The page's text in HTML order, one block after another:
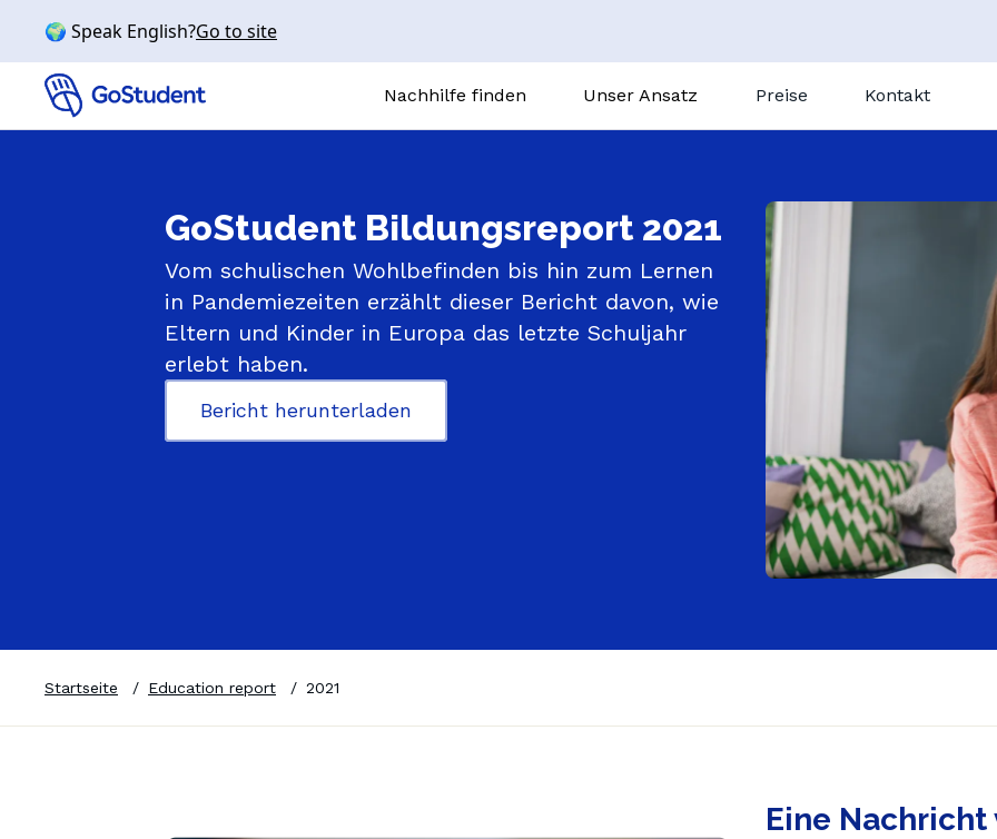
🌍 Speak English?Go to site
Nachhilfe finden
FÄCHER
Spanisch
KI-Tutor
GoMigo, der KI-
Unser Ansatz
Unterrichtszusammenfassungen
Gostudent Learning
Magic Quizzes
Preise Kontakt
GoStudent Bildungsreport 2021
Vom schulischen Wohlbefinden bis hin zum Lernen
in Pandemiezeiten erzählt dieser Bericht davon, wie
Eltern und Kinder in Europa das letzte Schuljahr
erlebt haben.
Bericht herunterladen
Startseite / Education report / 2021
Eine Nachricht